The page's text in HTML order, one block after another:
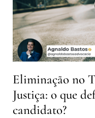
Eliminação no
Justiça: o que
candidato?